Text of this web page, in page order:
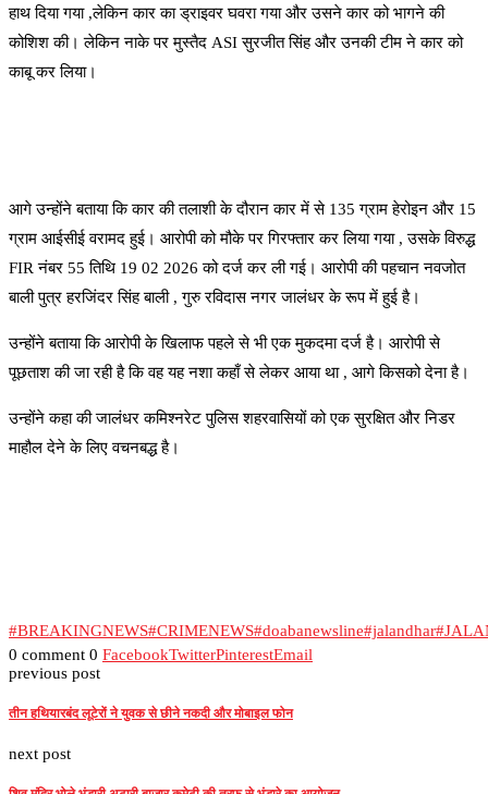
हाथ दिया गया ,लेकिन कार का ड्राइवर घवरा गया और उसने कार को भागने की
कोशिश की। लेकिन नाके पर मुस्तैद ASI सुरजीत सिंह और उनकी टीम ने कार को
काबू कर लिया।
आगे उन्होंने बताया कि कार की तलाशी के दौरान कार में से 135 ग्राम हेरोइन और 15
ग्राम आईसीई वरामद हुई। आरोपी को मौके पर गिरफ्तार कर लिया गया , उसके विरुद्ध
FIR नंबर 55 तिथि 19 02 2026 को दर्ज कर ली गई। आरोपी की पहचान नवजोत
बाली पुत्र हरजिंदर सिंह बाली , गुरु रविदास नगर जालंधर के रूप में हुई है।
उन्होंने बताया कि आरोपी के खिलाफ पहले से भी एक मुकदमा दर्ज है। आरोपी से
पूछताश की जा रही है कि वह यह नशा कहाँ से लेकर आया था , आगे किसको देना है।
उन्होंने कहा की जालंधर कमिश्नरेट पुलिस शहरवासियों को एक सुरक्षित और निडर
माहौल देने के लिए वचनबद्ध है।
#BREAKINGNEWS#CRIMENEWS#doabanewsline#jalandhar
0 comment 0 FacebookTwitterPinterestEmail
previous post
तीन हथियारबंद लूटेरों ने युवक से छीने नकदी और मोबाइल फोन
next post